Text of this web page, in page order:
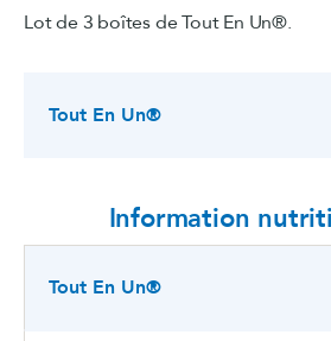
Lot de 3 boîtes de Tout En Un®.
Tout En Un®
Information
Tout En Un®